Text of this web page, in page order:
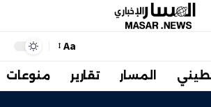
Aa
المسار تقارير منوعات